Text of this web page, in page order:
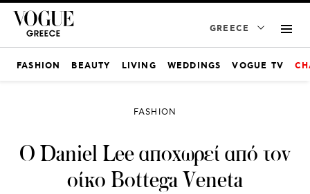
GREECE
FASHION BEAUTY LIVING WEDDINGS VOGUE TV
FASHION
O Daniel Lee αποχωρεί από τον
οίκο Bottega Veneta